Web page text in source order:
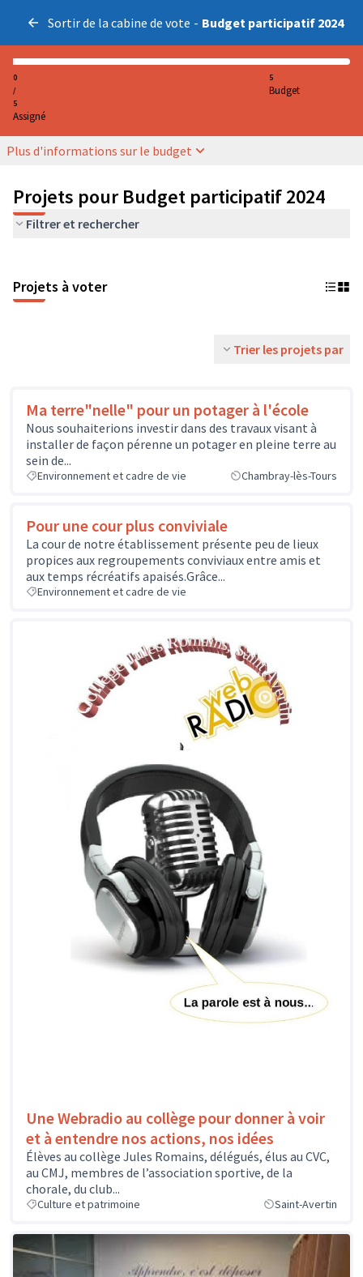
Sortir de la cabine de vote - Budget participatif 2024
0
/
5
Assigné
5
Budget
Plus d'informations sur le budget
Projets pour Budget participatif 2024
Filtrer et rechercher
Projets à voter
Trier les projets par
Ma terre"nelle" pour un potager à l'école
Nous souhaiterions investir dans des travaux visant à
installer de façon pérenne un potager en pleine terre au
sein de...
Environnement et cadre de vie Chambray-lès-Tours
Pour une cour plus conviviale
La cour de notre établissement présente peu de lieux
propices aux regroupements conviviaux entre amis et
aux temps récréatifs apaisés.Grâce...
Environnement et cadre de vie
Une Webradio au collège pour donner à voir
et à entendre nos actions, nos idées
Élèves au collège Jules Romains, délégués, élus au CVC,
au CMJ, membres de l’association sportive, de la
chorale, du club...
Culture et patrimoine Saint-Avertin